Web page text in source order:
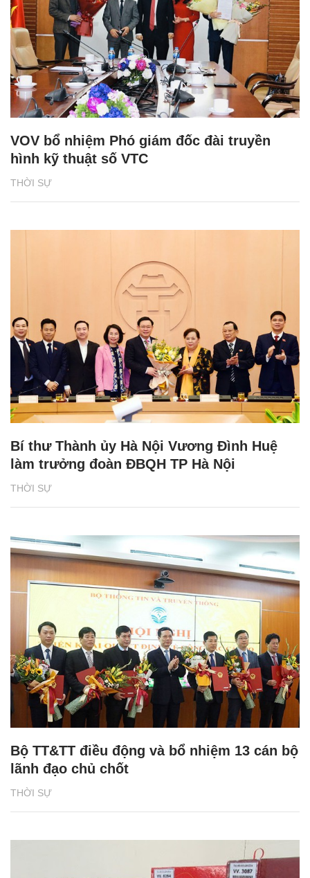
THỜI SỰ
VOV bổ nhiệm Phó giám đốc đài truyền
hình kỹ thuật số VTC
THỜI SỰ
Bí thư Thành ủy Hà Nội Vương Đình Huệ
làm trưởng đoàn ĐBQH TP Hà Nội
THỜI SỰ
Bộ TT&TT điều động và bổ nhiệm 13 cán bộ
lãnh đạo chủ chốt